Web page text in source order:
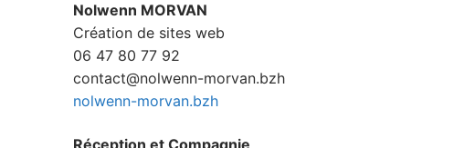
Nolwenn MORVAN
Création de sites web
06 47 80 77 92
contact@nolwenn-morvan.bzh
nolwenn-morvan.bzh
Réception et Compagnie